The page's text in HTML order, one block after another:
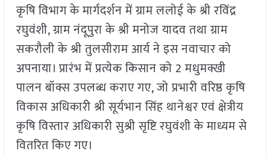
कृषि विभाग के मार्गदर्शन में ग्राम ललोई के श्री रविंद्र
रघुवंशी, ग्राम नंदूपुरा के श्री मनोज यादव तथा ग्राम
सकरौली के श्री तुलसीराम आर्य ने इस नवाचार को
अपनाया। प्रारंभ में प्रत्येक किसान को 2 मधुमक्खी
पालन बॉक्स उपलब्ध कराए गए, जो प्रभारी वरिष्ठ कृषि
विकास अधिकारी श्री सूर्यभान सिंह थानेश्वर एवं क्षेत्रीय
कृषि विस्तार अधिकारी सुश्री सृष्टि रघुवंशी के माध्यम से
वितरित किए गए।